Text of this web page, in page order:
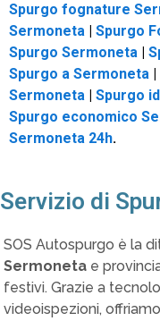
Spurgo fognature
Sermoneta | Spurgo
Spurgo Sermoneta |
Spurgo a Sermoneta |
Sermoneta | Spurgo
Spurgo economico
Sermoneta 24h.
Servizio di
SOS Autospurgo è la
Sermoneta e
festivi. Grazie a
videoispezioni,